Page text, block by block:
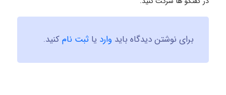
برای نوشتن دیدگاه باید وارد یا ثبت نامکنید.